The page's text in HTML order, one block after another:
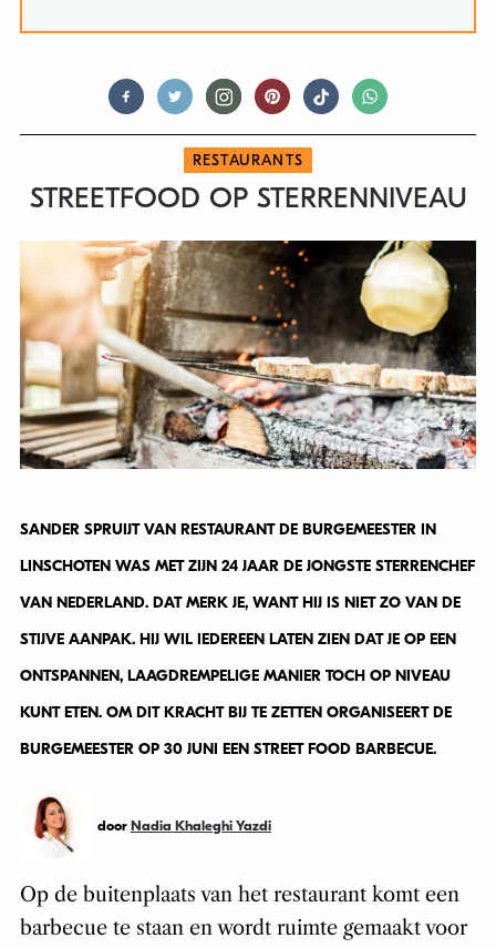
RESTAURANTS
STREETFOOD OP STERRENNIVEAU
SANDER SPRUIJT VAN RESTAURANT DE BURGEMEESTER IN
LINSCHOTEN WAS MET ZIJN 24 JAAR DE JONGSTE STERRENCHEF
VAN NEDERLAND. DAT MERK JE, WANT HIJ IS NIET ZO VAN DE
STIJVE AANPAK. HIJ WIL IEDEREEN LATEN ZIEN DAT JE OP EEN
ONTSPANNEN, LAAGDREMPELIGE MANIER TOCH OP NIVEAU
KUNT ETEN. OM DIT KRACHT BIJ TE ZETTEN ORGANISEERT DE
BURGEMEESTER OP 30 JUNI EEN STREET FOOD BARBECUE.
door Nadia Khaleghi Yazdi
Op de buitenplaats van het restaurant komt een
barbecue te staan en wordt ruimte gemaakt voor